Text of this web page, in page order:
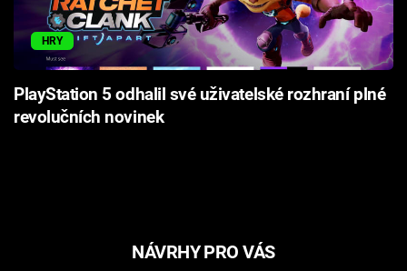
Sledujte nás
HRY
PlayStation 5 odhalil své uživatelské rozhraní plné
revolučních novinek
NÁVRHY PRO VÁS